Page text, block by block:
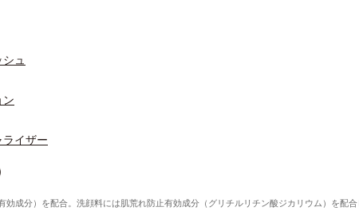
ュ
イザー
成分）を配合。洗顔料には肌荒れ防止有効成分（グリチルリチン酸ジカリウム）を配合